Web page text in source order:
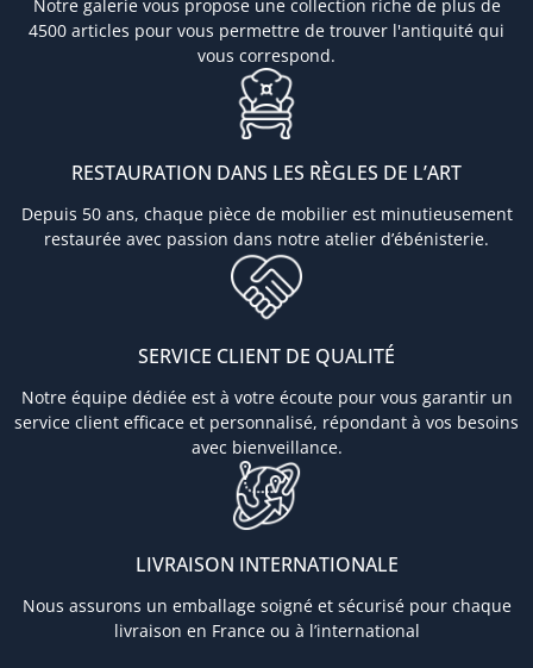
Notre galerie vous propose une collection riche de plus de
4500 articles pour vous permettre de trouver l'antiquité qui
vous correspond.
RESTAURATION DANS LES RÈGLES DE L’ART
Depuis 50 ans, chaque pièce de mobilier est minutieusement
restaurée avec passion dans notre atelier d’ébénisterie.
SERVICE CLIENT DE QUALITÉ
Notre équipe dédiée est à votre écoute pour vous garantir un
service client efficace et personnalisé, répondant à vos besoins
avec bienveillance.
LIVRAISON INTERNATIONALE
Nous assurons un emballage soigné et sécurisé pour chaque
livraison en France ou à l’international